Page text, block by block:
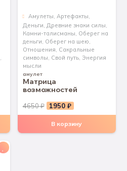
,
Aмулеты, Артефакты,
Деньги, Древние знаки силы,
Камни-талисманы, Оберег на
деньги, Оберег на шею,
Отношения, Сакральные
символы, Свой путь, Энергия
мысли
амулет
Матрица
возможностей
4650₽ Первоначальная
цена
составляла
4650 ₽.
1950 ₽ Текущая
цена:
1950 ₽.
В корзину